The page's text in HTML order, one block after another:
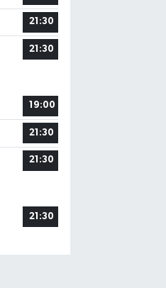
21:30
21:30
19:00
21:30
21:30
21:30